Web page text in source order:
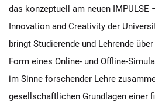
das konzeptuell am neuen IMPULSE
Innovation and Creativity der
bringt Studierende und Lehrende
Form eines Online- und Offline-
im Sinne forschender Lehre
gesellschaftlichen Grundlagen einer